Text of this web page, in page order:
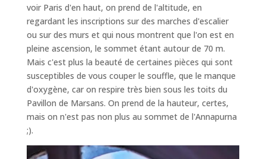
voir Paris d'en haut, on prend de l'altitude, en
regardant les inscriptions sur des marches d'escalier
ou sur des murs et qui nous montrent que l'on est en
pleine ascension, le sommet étant autour de 70 m.
Mais c'est plus la beauté de certaines pièces qui sont
susceptibles de vous couper le souffle, que le manque
d'oxygène, car on respire très bien sous les toits du
Pavillon de Marsans. On prend de la hauteur, certes,
mais on n'est pas non plus au sommet de l'Annapurna
;).